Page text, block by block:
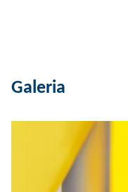
Galeria